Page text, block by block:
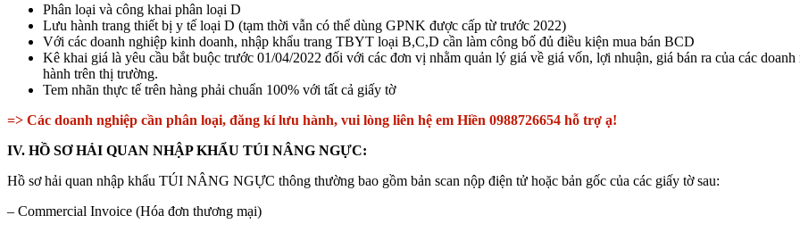
Phân loại và công khai phân loại D
Lưu hành trang thiết bị y tế loại D (tạm thời vẫn có thể dùng GPNK được cấp từ trước 2022)
Với các doanh nghiệp kinh doanh, nhập khẩu trang TBYT loại B,C,D cần làm công bố đủ điều kiện mua bán BCD
Kê khai giá là yêu cầu bắt buộc trước 01/04/2022 đối với các đơn vị nhằm quản lý giá về giá vốn, lợi nhuận, giá bán ra của các
hành trên thị trường.
Tem nhãn thực tế trên hàng phải chuẩn 100% với tất cả giấy tờ
=> Các doanh nghiệp cần phân loại, đăng kí lưu hành, vui lòng liên hệ em Hiền 0988726654 hỗ trợ ạ!
IV. HỒ SƠ HẢI QUAN NHẬP KHẨU TÚI NÂNG NGỰC:
Hồ sơ hải quan nhập khẩu TÚI NÂNG NGỰC thông thường bao gồm bản scan nộp điện tử hoặc bản gốc của các giấy tờ sau:
– Commercial Invoice (Hóa đơn thương mại)